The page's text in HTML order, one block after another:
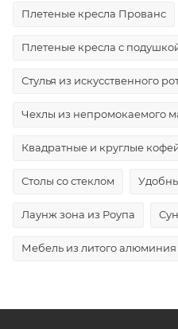
Плетеные кресла Прованс
Плетеные кресла с
Стулья из искусственного
Чехлы из непромокаемого
Квадратные и круглые
Столы со стеклом
Лаунж зона из Роупа
Мебель из литого алюминия